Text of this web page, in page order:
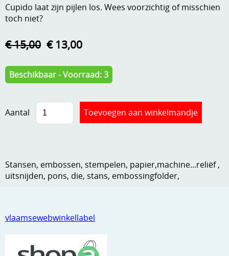
Hechtingsmaterialen
Kneedmateriaal
Leuke versieringen
Netjes opbergen
Papier en karton
Ribbelaar
vlaamsewebwinkellabel
Cupido laat zijn pijlen los. Wees voorzichtig of misschien
toch niet?
€ 15,00 € 13,00
Beschikbaar - Voorraad: 3
Aantal
Stansen, embossen, stempelen, papier,machine...reliëf ,
uitsnijden, pons, die, stans, embossingfolder,